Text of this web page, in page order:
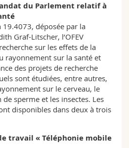
du Parlement relatif à
déposée par la
Graf-Litscher, l’OFEV
sur les effets de la
rayonnement sur la santé et
des projets de recherche
sont étudiées, entre autres,
sur le cerveau, le
sperme et les insectes. Les
disponibles dans deux à trois
travail « Téléphonie mobile